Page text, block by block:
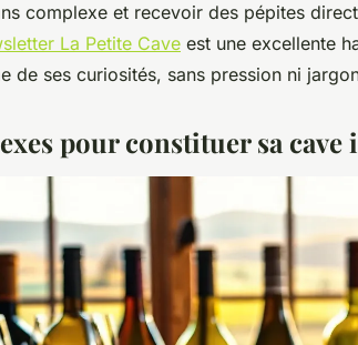
complexe et recevoir des pépites
La Petite Cave est une excellente
de ses curiosités, sans pression ni
pour constituer sa cave